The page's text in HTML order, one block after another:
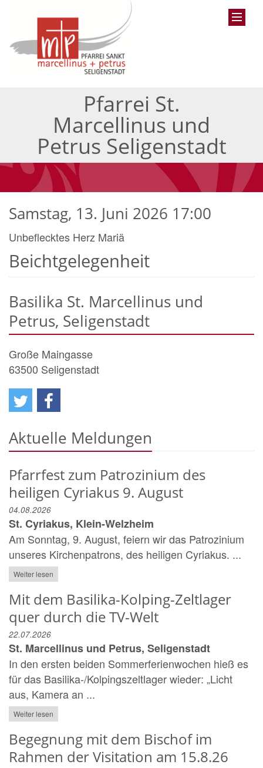
Pfarrei St.
Marcellinus und
Petrus Seligenstadt
Beichtgelegenheit
Samstag, 13. Juni 2026 17:00
Unbeflecktes Herz Mariä
Basilika St. Marcellinus und
Petrus, Seligenstadt
Große Maingasse
63500 Seligenstadt
Aktuelle Meldungen
Pfarrfest zum Patrozinium des
heiligen Cyriakus 9. August
04.08.2026
St. Cyriakus, Klein-Welzheim
Am Sonntag, 9. August, feiern wir das Patrozinium
unseres Kirchenpatrons, des heiligen Cyriakus. ...
Weiter lesen
Mit dem Basilika-Kolping-Zeltlager
quer durch die TV-Welt
22.07.2026
St. Marcellinus und Petrus, Seligenstadt
In den ersten beiden Sommerferienwochen hieß es
für das Basilika-/Kolpingszeltlager wieder: „Licht
aus, Kamera an ...
Weiter lesen
Begegnung mit dem Bischof im
Rahmen der Visitation am 15.8.26